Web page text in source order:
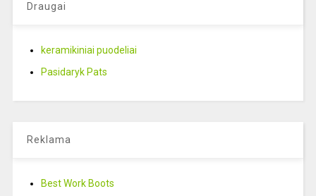
Draugai
keramikiniai puodeliai
Pasidaryk Pats
Reklama
Best Work Boots